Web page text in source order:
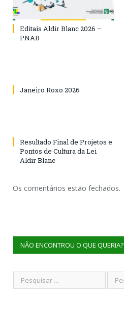
Editais Aldir Blanc 2026 –
PNAB
Janeiro Roxo 2026
Resultado Final de Projetos e
Pontos de Cultura da Lei
Aldir Blanc
Os comentários estão fechados.
NÃO ENCONTROU O QUE QUERIA?